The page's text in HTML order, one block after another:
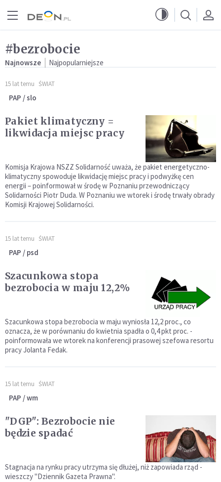
#bezrobocie
Najnowsze Najpopularniejsze
15 lat temu ŚWIAT
PAP / slo
Pakiet klimatyczny =
likwidacja miejsc pracy
Komisja Krajowa NSZZ Solidarność uważa, że pakiet energetyczno-
klimatyczny spowoduje likwidację miejsc pracy i podwyżkę cen
energii – poinformował w środę w Poznaniu przewodniczący
Solidarności Piotr Duda. W Poznaniu we wtorek i środę trwały obrady
Komisji Krajowej Solidarności.
15 lat temu ŚWIAT
PAP / psd
Szacunkowa stopa
bezrobocia w maju 12,2%
Szacunkowa stopa bezrobocia w maju wyniosła 12,2 proc., co
oznacza, że w porównaniu do kwietnia spadła o 0,4 pkt proc. -
poinformowała we wtorek na konferencji prasowej szefowa resortu
pracy Jolanta Fedak.
15 lat temu ŚWIAT
PAP / wm
"DGP": Bezrobocie nie
będzie spadać
Stagnacja na rynku pracy utrzyma się dłużej, niż zapowiada rząd -
wieszczy "Dziennik Gazeta Prawna".